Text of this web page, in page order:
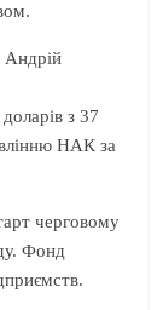
Андрій
з 37
НАК за
черговому
Фонд